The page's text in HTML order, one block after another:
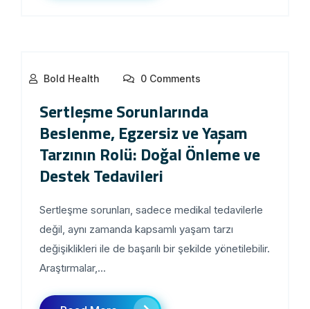
Bold Health 0 Comments
Sertleşme Sorunlarında
Beslenme, Egzersiz ve Yaşam
Tarzının Rolü: Doğal Önleme ve
Destek Tedavileri
Sertleşme sorunları, sadece medikal tedavilerle
değil, aynı zamanda kapsamlı yaşam tarzı
değişiklikleri ile de başarılı bir şekilde yönetilebilir.
Araştırmalar,...